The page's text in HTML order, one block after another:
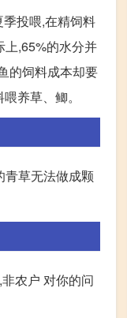
投喂,在精饲料
上,65%的水分并
的饲料成本却要
养草、鲫。
青草无法做成颗
农户 对你的问